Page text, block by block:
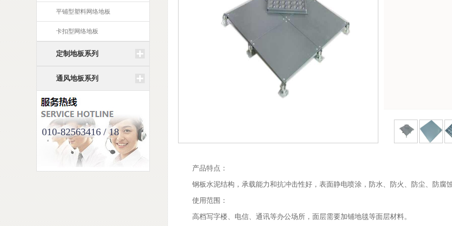
产品特点：
钢板水泥结构，承载能力和抗冲击性好，表面静电喷涂，防水、防火、防尘、防腐
使用范围：
高档写字楼、电信、通讯等办公场所，面层需要加铺地毯等面层材料。
平铺型塑料网络地板
卡扣型网络地板
定制地板系列
通风地板系列
010-82563416 / 18